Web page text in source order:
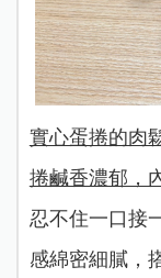
實心蛋捲的肉
捲鹹香濃郁，
忍不住一口接
感綿密細膩，